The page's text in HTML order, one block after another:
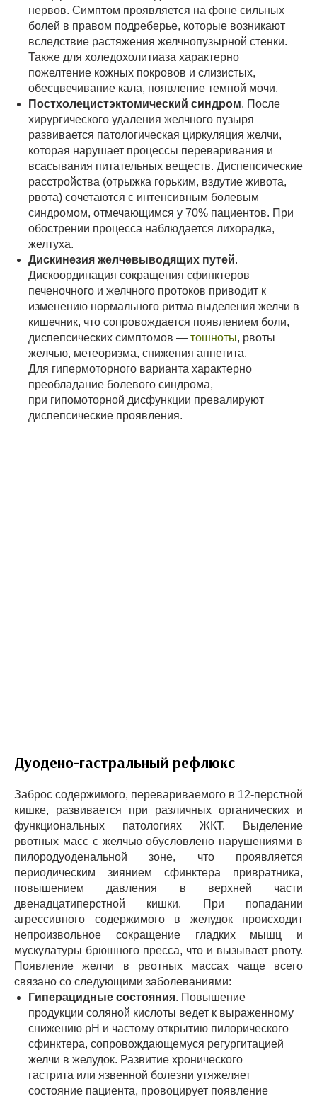
нервов. Симптом проявляется на фоне сильных
болей в правом подреберье, которые возникают
вследствие растяжения желчнопузырной стенки.
Также для холедохолитиаза характерно
пожелтение кожных покровов и слизистых,
обесцвечивание кала, появление темной мочи.
Постхолецистэктомический синдром. После
хирургического удаления желчного пузыря
развивается патологическая циркуляция желчи,
которая нарушает процессы переваривания и
всасывания питательных веществ. Диспепсические
расстройства (отрыжка горьким, вздутие живота,
рвота) сочетаются с интенсивным болевым
синдромом, отмечающимся у 70% пациентов. При
обострении процесса наблюдается лихорадка,
желтуха.
Дискинезия желчевыводящих путей.
Дискоординация сокращения сфинктеров
печеночного и желчного протоков приводит к
изменению нормального ритма выделения желчи в
кишечник, что сопровождается появлением боли,
диспепсических симптомов — тошноты, рвоты
желчью, метеоризма, снижения аппетита.
Для гипермоторного варианта характерно
преобладание болевого синдрома,
при гипомоторной дисфункции превалируют
диспепсические проявления.
Дуодено-гастральный рефлюкс
Заброс содержимого, перевариваемого в 12-перстной
кишке, развивается при различных органических и
функциональных патологиях ЖКТ. Выделение
рвотных масс с желчью обусловлено нарушениями в
пилородуоденальной зоне, что проявляется
периодическим зиянием сфинктера привратника,
повышением давления в верхней части
двенадцатиперстной кишки. При попадании
агрессивного содержимого в желудок происходит
непроизвольное сокращение гладких мышц и
мускулатуры брюшного пресса, что и вызывает рвоту.
Появление желчи в рвотных массах чаще всего
связано со следующими заболеваниями:
Гиперацидные состояния. Повышение
продукции соляной кислоты ведет к выраженному
снижению рН и частому открытию пилорического
сфинктера, сопровождающемуся регургитацией
желчи в желудок. Развитие хронического
гастрита или язвенной болезни утяжеляет
состояние пациента, провоцирует появление